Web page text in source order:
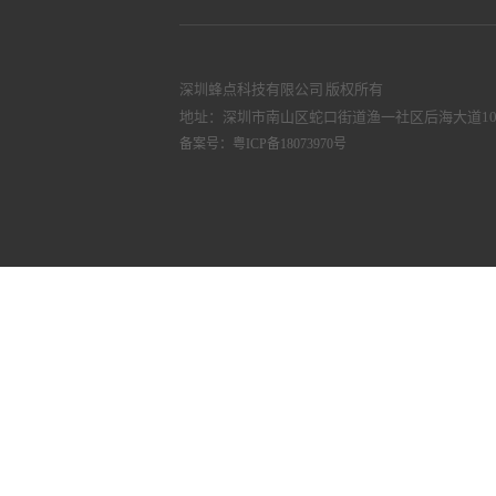
深圳蜂点科技有限公司 版权所有
地址：深圳市南山区蛇口街道渔一社区后海大道
备案号：粤ICP备18073970号